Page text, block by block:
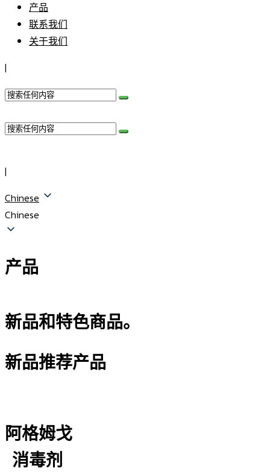
产品
联系我们
关于我们
|
|
Chinese
Chinese
产品
新品和特色商品。
新品推荐产品
阿格姆戈
消毒剂